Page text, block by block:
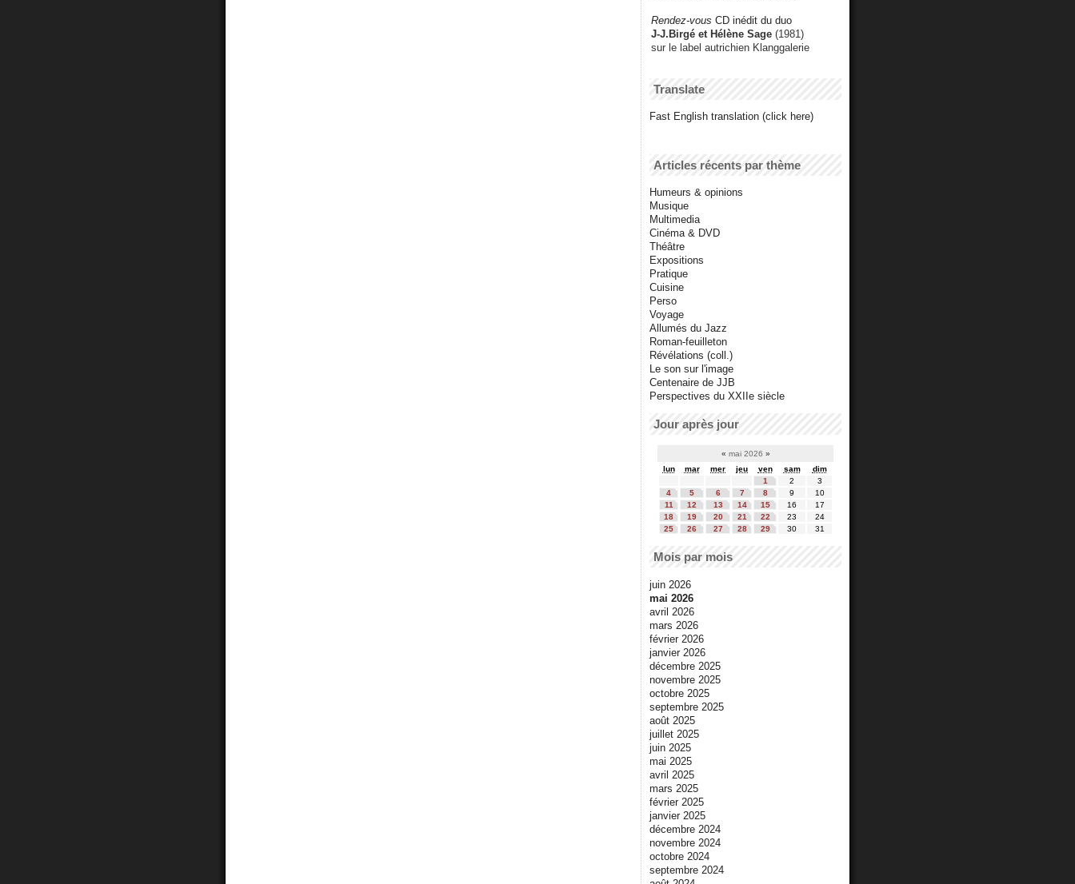
Rendez-vous CD inédit du duo
J-J.Birgé et Hélène Sage (1981)
sur le label autrichien Klanggalerie
Translate
Fast English translation (click here)
Articles récents par thème
Humeurs & opinions
Musique
Multimedia
Cinéma & DVD
Théâtre
Expositions
Pratique
Cuisine
Perso
Voyage
Allumés du Jazz
Roman-feuilleton
Révélations (coll.)
Le son sur l'image
Centenaire de JJB
Perspectives du XXIIe siècle
Jour après jour
« mai 2026 »
lun
mar mer jeu ven sam
dim
1
2
3
4
5 6 7 8 9
10
11
12 13 14 15 16
17
18
19 20 21 22 23
24
25
26 27 28 29 30 31
Mois par mois
juin 2026
mai 2026
avril 2026
mars 2026
février 2026
janvier 2026
décembre 2025
novembre 2025
octobre 2025
septembre 2025
août 2025
juillet 2025
juin 2025
mai 2025
avril 2025
mars 2025
février 2025
janvier 2025
décembre 2024
novembre 2024
octobre 2024
septembre 2024